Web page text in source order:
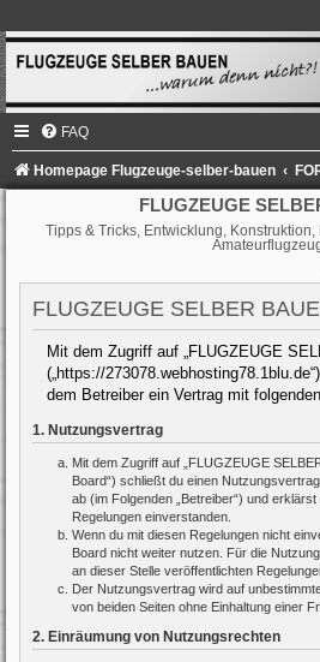
FAQ
Homepage Flugzeuge-selber-bauen
FLUGZEUGE
Tipps & Tricks, Entwicklung,
FLUGZEUGE SELBER
Mit dem Zugriff auf „FLUGZEUGE
(„https://
dem Betreiber ein Vertrag mit
1. Nutzungsvertrag
Mit dem Zugriff auf „FLUGZEUGE
Board“) schließt du einen
ab (im Folgenden „Betreiber“) und
Regelungen einverstanden.
Wenn du mit diesen Regelungen nicht
Board nicht weiter nutzen. Für die
an dieser Stelle veröffentlichten
Der Nutzungsvertrag wird auf
von beiden Seiten ohne Einhaltung einer
2. Einräumung von Nutzungsrechten